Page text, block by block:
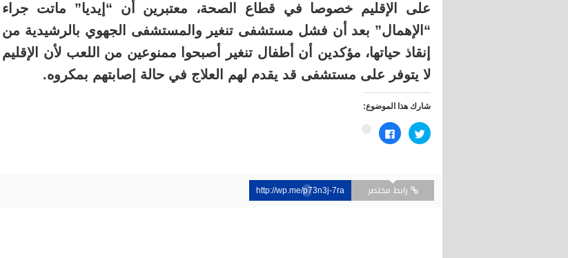
على الإقليم خصوصا في قطاع الصحة، معتبرين أن “إيديا” ماتت جراء
“الإهمال” بعد أن فشل مستشفى تنغير والمستشفى الجهوي بالرشيدية من
إنقاذ حياتها، مؤكدين أن أطفال تنغير أصبحوا ممنوعين من اللعب لأن الإقليم
لا يتوفر على مستشفى قد يقدم لهم العلاج في حالة إصابتهم بمكروه.
شارك هذا الموضوع:
اضغط
للمشاركة
نافذة
جديدة)
انقر
للمشاركة
نافذة
جديدة)
نافذة
رابط مختصر http://wp.me/p73n3j-7ra